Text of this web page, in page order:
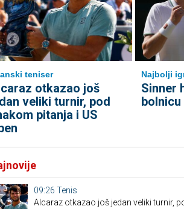
teniser
otkazao još
veliki turnir, pod
pitanja i US
Najbolji
Sinner
bolnicu
09:26 Tenis
Alcaraz otkazao još jedan veliki turnir,